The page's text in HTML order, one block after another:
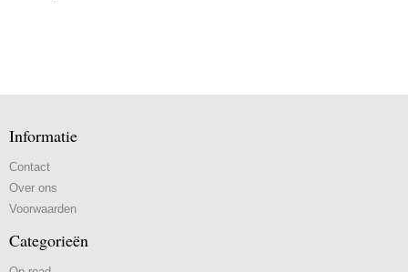
Informatie
Contact
Over ons
Voorwaarden
Categorieën